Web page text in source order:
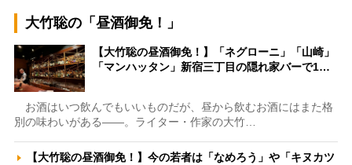
大竹聡の「昼酒御免！」
【大竹聡の昼酒御免！】「ネグローニ」「山崎」
「マンハッタン」新宿三丁目の隠れ家バーで1…
お酒はいつ飲んでもいいものだが、昼から飲むお酒にはまた格
別の味わいがある――。ライター・作家の大竹…
【大竹聡の昼酒御免！】今の若者は「なめろう」や「キヌカツ